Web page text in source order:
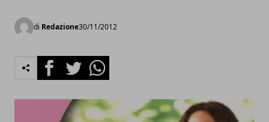
di Redazione30/11/2012
FacebookTwitterWhatsapp